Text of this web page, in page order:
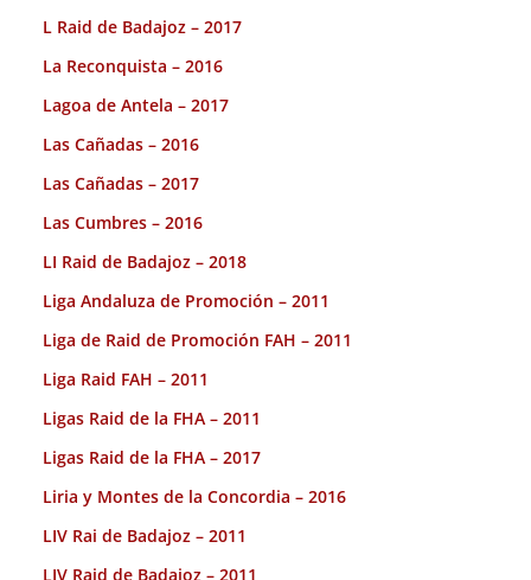
L Raid de Badajoz – 2017
La Reconquista – 2016
Lagoa de Antela – 2017
Las Cañadas – 2016
Las Cañadas – 2017
Las Cumbres – 2016
LI Raid de Badajoz – 2018
Liga Andaluza de Promoción – 2011
Liga de Raid de Promoción FAH – 2011
Liga Raid FAH – 2011
Ligas Raid de la FHA – 2011
Ligas Raid de la FHA – 2017
Liria y Montes de la Concordia – 2016
LIV Rai de Badajoz – 2011
LIV Raid de Badajoz – 2011